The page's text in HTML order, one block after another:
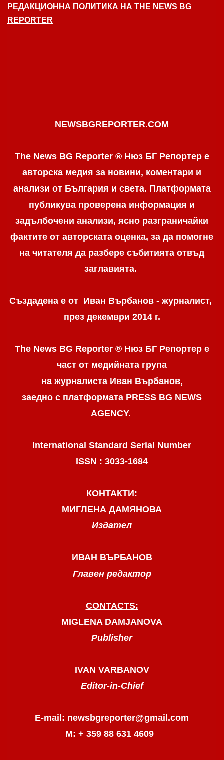
РЕДАКЦИОННА ПОЛИТИКА НА THE NEWS BG
REPORTER
NEWSBGREPORTER.COM
The News BG Reporter ® Нюз БГ Репортер е
авторска медия за новини, коментари и
анализи от България и света. Платформата
публикува проверена информация и
задълбочени анализи, ясно разграничaйки
фактите от авторската оценка, за да помогне
на читателя да разбере събитията отвъд
заглавията.
Създадена е от Иван Върбанов - журналист,
през декември 2014 г.
The News BG Reporter ® Нюз БГ Репортере
част от медийната група
на журналиста Иван Върбанов,
заедно с платформата PRESS BG NEWS
AGENCY.
International Standard Serial Number
ISSN : 3033-1684
КОНТАКТИ:
МИГЛЕНА ДАМЯНОВА
Издател
ИВАН ВЪРБАНОВ
Главен редактор
CONTACTS:
MIGLENA DAMJANOVA
Publisher
IVAN VARBANOV
Editor-in-Chief
E-mail: newsbgreporter@gmail.com
М: + 359 88 631 4609